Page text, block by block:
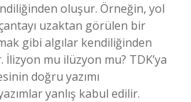
oluşur. Örneğin, yol
uzaktan görülen bir
gibi algılar kendiliğinden
mu ilüzyon mu? TDK’ya
doğru yazımı
yanlış kabul edilir.